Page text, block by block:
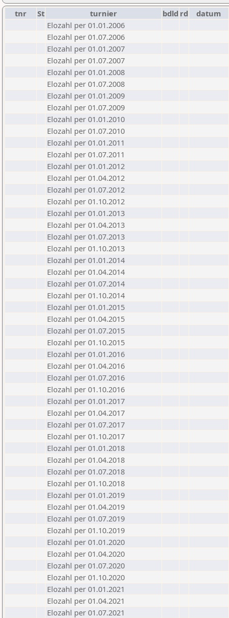
tnr St turnier bdld rd
datum
Elozahl per 01.01.2006
Elozahl per 01.07.2006
Elozahl per 01.01.2007
Elozahl per 01.07.2007
Elozahl per 01.01.2008
Elozahl per 01.07.2008
Elozahl per 01.01.2009
Elozahl per 01.07.2009
Elozahl per 01.01.2010
Elozahl per 01.07.2010
Elozahl per 01.01.2011
Elozahl per 01.07.2011
Elozahl per 01.01.2012
Elozahl per 01.04.2012
Elozahl per 01.07.2012
Elozahl per 01.10.2012
Elozahl per 01.01.2013
Elozahl per 01.04.2013
Elozahl per 01.07.2013
Elozahl per 01.10.2013
Elozahl per 01.01.2014
Elozahl per 01.04.2014
Elozahl per 01.07.2014
Elozahl per 01.10.2014
Elozahl per 01.01.2015
Elozahl per 01.04.2015
Elozahl per 01.07.2015
Elozahl per 01.10.2015
Elozahl per 01.01.2016
Elozahl per 01.04.2016
Elozahl per 01.07.2016
Elozahl per 01.10.2016
Elozahl per 01.01.2017
Elozahl per 01.04.2017
Elozahl per 01.07.2017
Elozahl per 01.10.2017
Elozahl per 01.01.2018
Elozahl per 01.04.2018
Elozahl per 01.07.2018
Elozahl per 01.10.2018
Elozahl per 01.01.2019
Elozahl per 01.04.2019
Elozahl per 01.07.2019
Elozahl per 01.10.2019
Elozahl per 01.01.2020
Elozahl per 01.04.2020
Elozahl per 01.07.2020
Elozahl per 01.10.2020
Elozahl per 01.01.2021
Elozahl per 01.04.2021
Elozahl per 01.07.2021